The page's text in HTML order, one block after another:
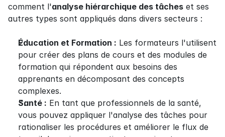
comment l'analyse hiérarchique des tâches et ses
autres types sont appliqués dans divers secteurs :
Éducation et Formation : Les formateurs l'utilisent
pour créer des plans de cours et des modules de
formation qui répondent aux besoins des
apprenants en décomposant des concepts
complexes.
Santé : En tant que professionnels de la santé,
vous pouvez appliquer l'analyse des tâches pour
rationaliser les procédures et améliorer le flux de